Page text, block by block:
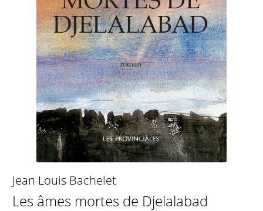
Jean Louis Bachelet
Les âmes mortes de Djelalabad